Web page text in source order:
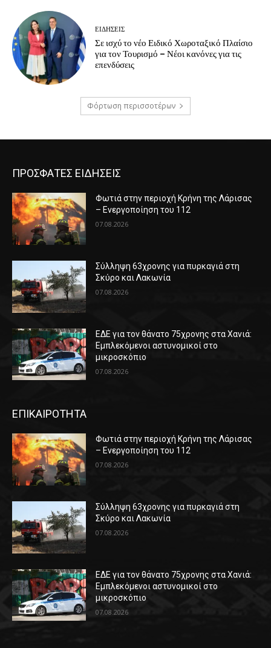
ΕΙΔΗΣΕΙΣ
Σε ισχύ το νέο Ειδικό Χωροταξικό Πλαίσιο
για τον Τουρισμό – Νέοι κανόνες για τις
επενδύσεις
Φόρτωση περισσοτέρων
ΠΡΟΣΦΑΤΕΣ ΕΙΔΗΣΕΙΣ
Φωτιά στην περιοχή Κρήνη της Λάρισας
– Ενεργοποίηση του 112
07.08.2026
Σύλληψη 63χρονης για πυρκαγιά στη
Σκύρο και Λακωνία
07.08.2026
ΕΔΕ για τον θάνατο 75χρονης στα Χανιά:
Εμπλεκόμενοι αστυνομικοί στο
μικροσκόπιο
07.08.2026
ΕΠΙΚΑΙΡΟΤΗΤΑ
Φωτιά στην περιοχή Κρήνη της Λάρισας
– Ενεργοποίηση του 112
07.08.2026
Σύλληψη 63χρονης για πυρκαγιά στη
Σκύρο και Λακωνία
07.08.2026
ΕΔΕ για τον θάνατο 75χρονης στα Χανιά:
Εμπλεκόμενοι αστυνομικοί στο
μικροσκόπιο
07.08.2026